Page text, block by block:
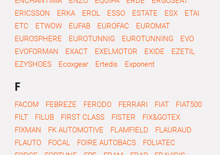
ERICSSON
ERKA EROL ESSO ESTATE ESX
ETAI
ETC
ETWOW EUFAB EUROFAC
EUROMAT
EUROSPHERE
EUROTUNNIG EUROTUNNING
EVO
EVOFORMAN
EXACT EXELMOTOR EXIDE
EZETIL
EZYSHOES
Ecoxgear Ertedis Exponent
F
FACOM FEBREZE FERODO FERRARI FIAT
FIAT500
FILT
FILUB FIRST CLASS FISTER
FIX&GOTEX
FIXMAN
FK AUTOMOTIVE FLAMFIELD
FLAURAUD
FLAUTO
FOCAL FOIRE AUTOBACS
FOLIATEC